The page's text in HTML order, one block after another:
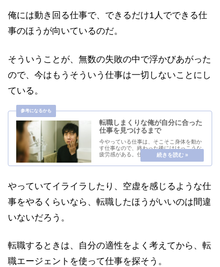
俺には動き回る仕事で、できるだけ1人でできる仕
事のほうが向いているのだ。
そういうことが、無数の失敗の中で浮かびあがった
ので、今はもうそういう仕事は一切しないことにし
ている。
転職しまくりな俺が自分に合った
仕事を見つけるまで
今やっている仕事は、そこそこ身体を動か
す仕事なので、終わった後にはけっこうな
疲労感がある。仕事中は、椅子に座ってい
ることはなく、ほぼ立って動いている。毎
回、違う場所にいくし、仕事内容も微妙に
やっていてイライラしたり、空虚を感じるような仕
事をやるくらいなら、転職したほうがいいのは間違
いないだろう。
転職するときは、自分の適性をよく考えてから、転
職エージェントを使って仕事を探そう。